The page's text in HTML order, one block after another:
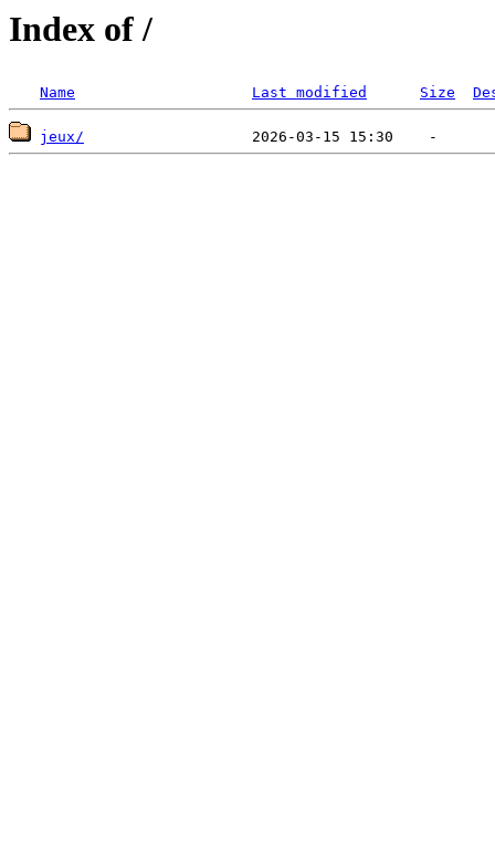
Index of /
Name Last modified Size
jeux/